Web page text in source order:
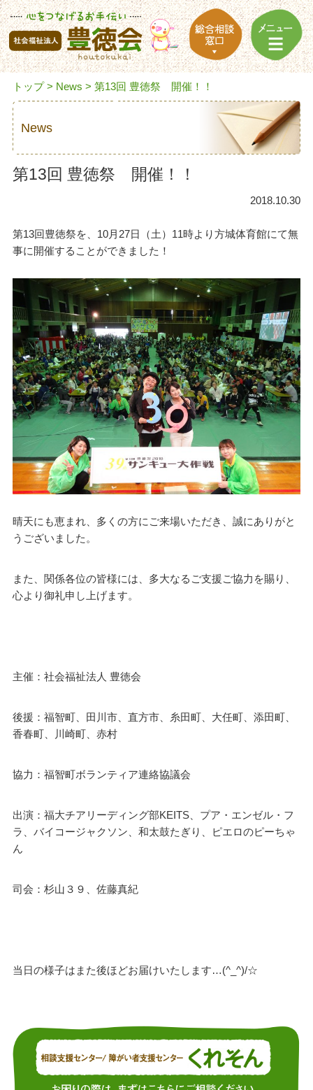
トップ> News > 第13回 豊徳祭 開催！！
News
第13回 豊徳祭 開催！！
2018.10.30
第13回豊徳祭を、10月27日（土）11時より方城体育館にて無
事に開催することができました！
晴天にも恵まれ、多くの方にご来場いただき、誠にありがと
うございました。
また、関係各位の皆様には、多大なるご支援ご協力を賜り、
心より御礼申し上げます。
主催：社会福祉法人 豊徳会
後援：福智町、田川市、直方市、糸田町、大任町、添田町、
香春町、川崎町、赤村
協力：福智町ボランティア連絡協議会
出演：福大チアリーディング部KEITS、プア・エンゼル・フ
ラ、バイコージャクソン、和太鼓たぎり、ピエロのピーちゃ
ん
司会：杉山３９、佐藤真紀
当日の様子はまた後ほどお届けいたします…(^_^)/☆